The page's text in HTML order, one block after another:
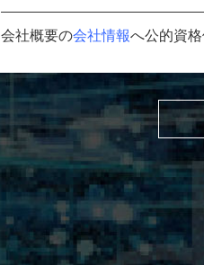
会社概要の会社情報へ公的資